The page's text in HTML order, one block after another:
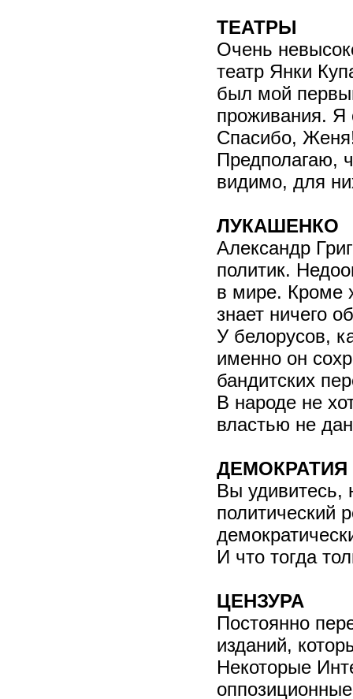
ТЕАТРЫ
Очень
театр Янки
был мой
проживания. Я
Спасибо,
Предполагаю,
видимо, для
ЛУКАШЕНКО
Александр
политик.
в мире. Кроме
знает ничего
У белорусов,
именно он
бандитских
В народе не
властью не
ДЕМОКРАТИЯ
Вы удивитесь,
политический
И что тогда
ЦЕНЗУРА
Постоянно
изданий,
Некоторые